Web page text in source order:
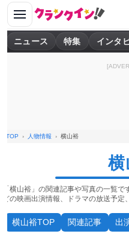
ニュース 特集 インタ
TOP 人物情報 横山裕
「横山裕」の関連記事や写真の一覧で
どの映画出演情報、ドラマの放送予定
横山裕TOP 関連記事 出